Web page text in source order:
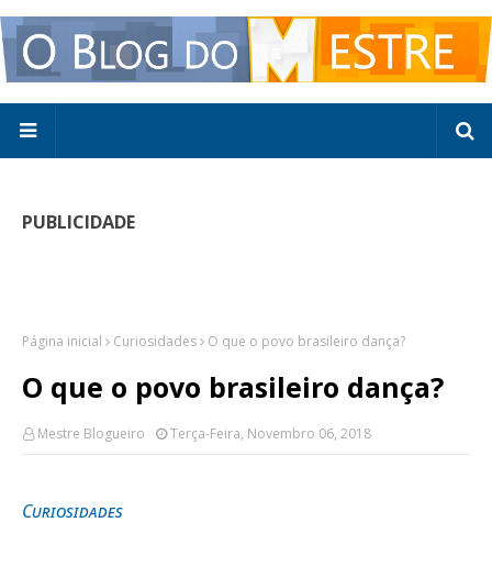
PUBLICIDADE
Página inicial Curiosidades O que o povo brasileiro dança?
O que o povo brasileiro dança?
Mestre Blogueiro Terça-Feira, Novembro 06, 2018
Curiosidades